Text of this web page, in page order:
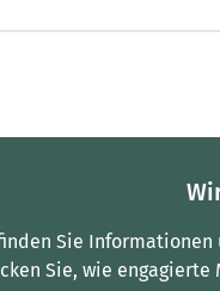
Sie
Sie, wie